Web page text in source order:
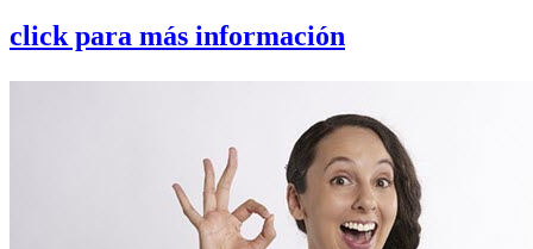
click para más información